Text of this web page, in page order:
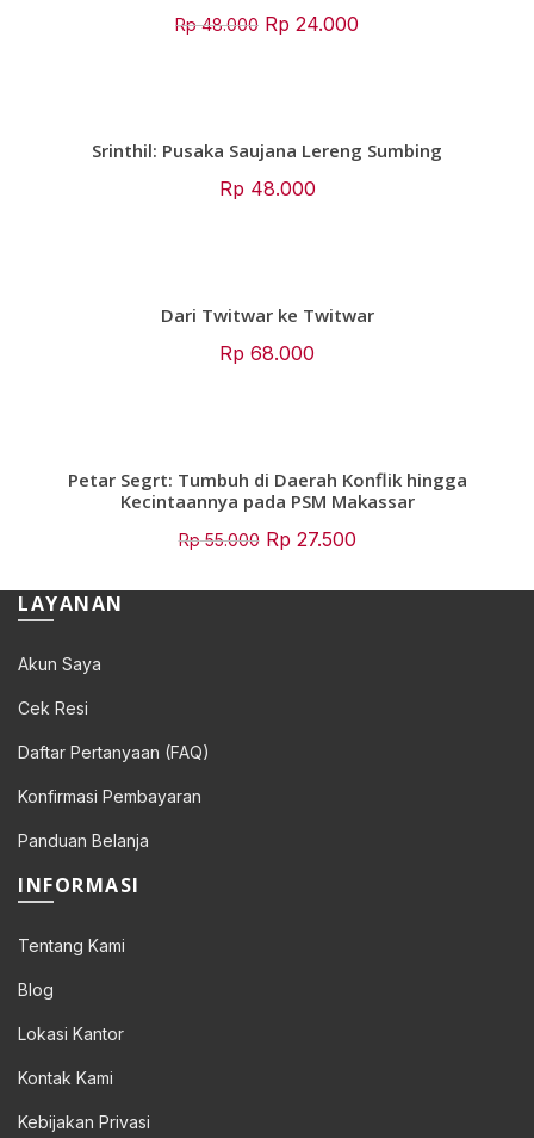
Rp48.000 Original
Rp 24.000
Srinthil: Pusaka Saujana Lereng Sumbing
Rp 48.000
Dari Twitwar ke Twitwar
Rp 68.000
Petar Segrt: Tumbuh di Daerah Konflik hingga
Kecintaannya pada PSM Makassar
Rp55.000 Original
was:
Rp 27.500Current
is:
LAYANAN
Akun Saya
Cek Resi
Daftar Pertanyaan (FAQ)
Konfirmasi Pembayaran
Panduan Belanja
INFORMASI
Tentang Kami
Blog
Lokasi Kantor
Kontak Kami
Kebijakan Privasi